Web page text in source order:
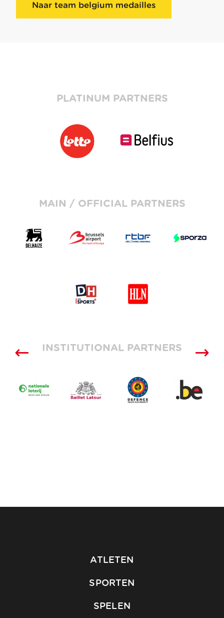
Naar team belgium medailles
PLATINUM PARTNERS
MAIN / OFFICIAL PARTNERS
INSTITUTIONAL PARTNERS
ATLETEN
SPORTEN
SPELEN